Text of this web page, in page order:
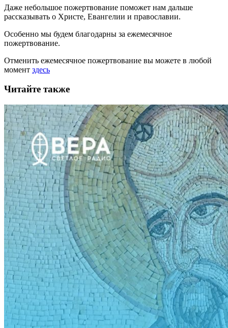
Даже небольшое пожертвование поможет нам дальше
рассказывать о Христе, Евангелии и православии.
Особенно мы будем благодарны за ежемесячное
пожертвование.
Отменить ежемесячное пожертвование вы можете в любой
момент здесь
Читайте также